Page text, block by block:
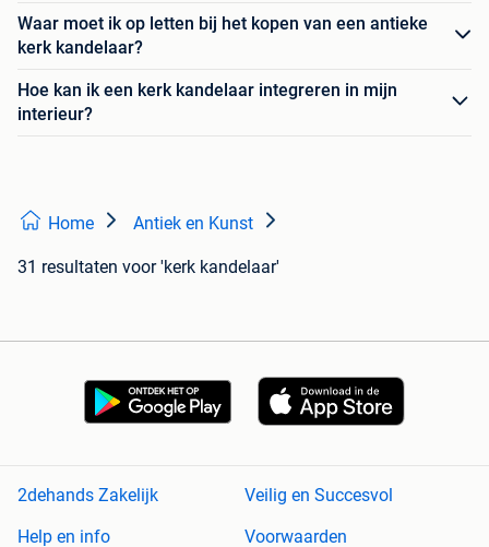
Waar moet ik op letten bij het kopen van een antieke
kerk kandelaar?
Hoe kan ik een kerk kandelaar integreren in mijn
interieur?
Home Antiek en Kunst
31 resultaten voor 'kerk kandelaar'
2dehands Zakelijk
Veilig en Succesvol
Help en info
Voorwaarden